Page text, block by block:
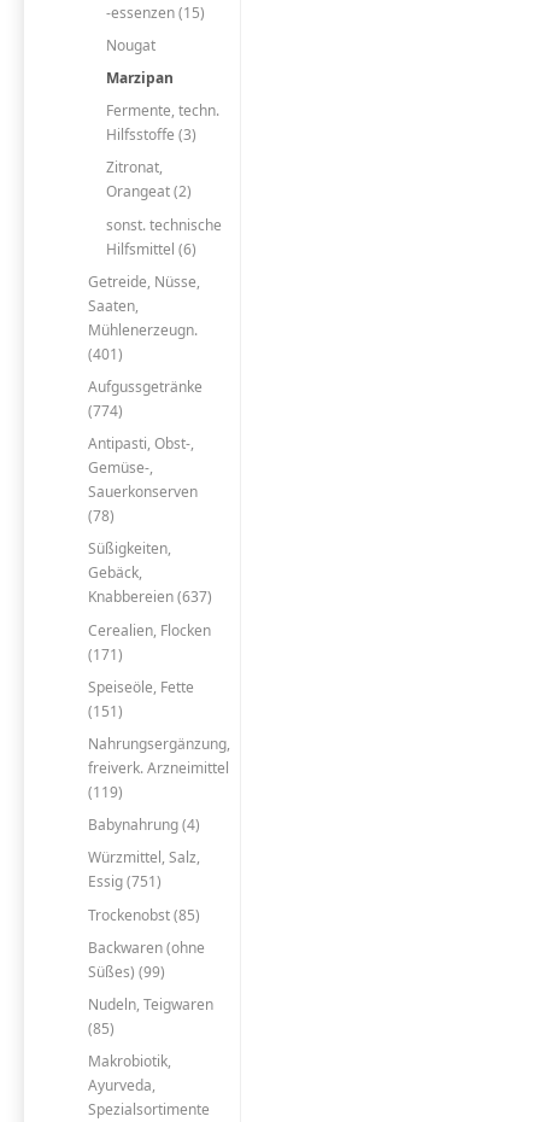
-essenzen (15)
Nougat
Marzipan
Fermente, techn.
Hilfsstoffe (3)
Zitronat,
Orangeat (2)
sonst. technische
Hilfsmittel (6)
Getreide, Nüsse,
Saaten,
Mühlenerzeugn.
(401)
Aufgussgetränke
(774)
Antipasti, Obst-,
Gemüse-,
Sauerkonserven
(78)
Süßigkeiten,
Gebäck,
Knabbereien (637)
Cerealien, Flocken
(171)
Speiseöle, Fette
(151)
Nahrungsergänzung,
freiverk. Arzneimittel
(119)
Babynahrung (4)
Würzmittel, Salz,
Essig (751)
Trockenobst (85)
Backwaren (ohne
Süßes) (99)
Nudeln, Teigwaren
(85)
Makrobiotik,
Ayurveda,
Spezialsortimente